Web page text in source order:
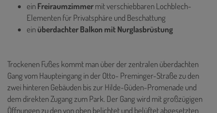
einFreiraumzimmermit verschiebbaren Lochblech-
Elementen für Privatsphäre und Beschattung
einüberdachter Balkon mit Nurglasbrüstung
Trockenen Fußes kommt man über der zentralen überdachten
Gang vom Haupteingang in der Otto- Preminger-Straße zu den
zwei hinteren Gebäuden bis zur Hilde-Güden-Promenade und
dem direkten Zugang zum Park. Der Gang wird mit großzügigen
Öffnungen zu den von oben belichtet und belüftet abgesetzten